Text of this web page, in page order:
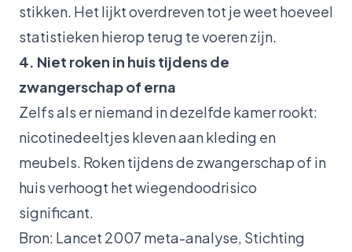
stikken. Het lijkt overdreven tot je weet hoeveel
statistieken hierop terug te voeren zijn.
4. Niet roken in huis tijdens de
zwangerschap of erna
Zelfs als er niemand in dezelfde kamer rookt:
nicotinedeeltjes kleven aan kleding en
meubels. Roken tijdens de zwangerschap of in
huis verhoogt het wiegendoodrisico
significant.
Bron: Lancet 2007 meta-analyse, Stichting